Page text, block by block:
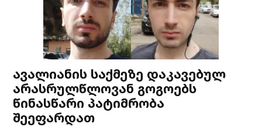
ავალიანის საქმეზე დაკავებულ
არასრულწლოვან გოგოებს
წინასწარი პატიმრობა
შეეფარდათ